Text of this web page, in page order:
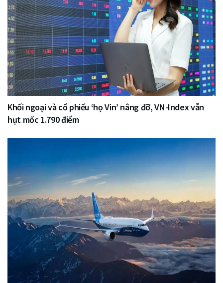
Khối ngoại và cổ phiếu ‘họ Vin’ nâng đỡ, VN-Index vẫn
hụt mốc 1.790 điểm